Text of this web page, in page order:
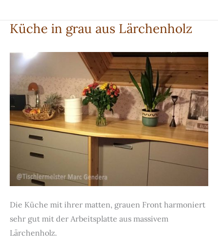
Küche in grau aus Lärchenholz
Die Küche mit ihrer matten, grauen Front harmoniert
sehr gut mit der Arbeitsplatte aus massivem
Lärchenholz.